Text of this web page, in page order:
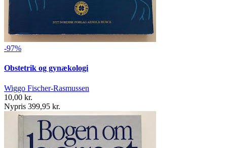
-97%
Obstetrik og gynækologi
Wiggo Fischer-Rasmussen
10,00 kr.
Nypris 399,95 kr.